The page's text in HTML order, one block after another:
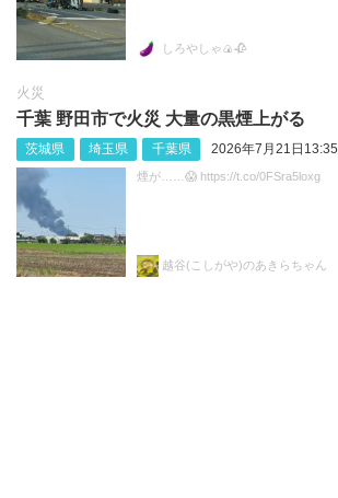
しろやしゃ🍙🥀
火災
千葉 野田市で火災 大量の黒煙上がる
茨城県 埼玉県 千葉県 2026年7月21日13:35
煙が……😱 https://t.co/0FSra5loxg
越谷(こしがや)のあきらちゃん